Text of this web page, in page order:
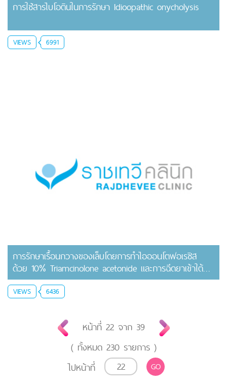
การใช้สารไบโอตินในการรักษา Idioopathic onycholysis
VIEWS 6991
การรักษาเรื้อนกวางของเล็บโดยการทำไอออนโตฟอเรซิส
ด้วย 10% Triamcinolone acetonide และการฉีดยาเข้าใต้
เล็บ
VIEWS 6436
หน้าที่ 22จาก 39
( ทั้งหมด 230รายการ )
ไปหน้าที่
GO